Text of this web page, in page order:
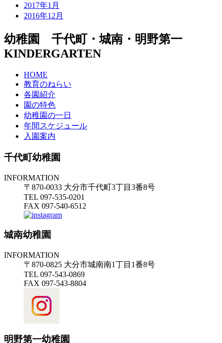
2017年1月
2016年12月
幼稚園 千代町・城南・明野第一
KINDERGARTEN
HOME
教育のねらい
各園紹介
園の特色
幼稚園の一日
年間スケジュール
入園案内
千代町幼稚園
INFORMATION
〒870-0033 大分市千代町3丁目3番8号
TEL 097-535-0201
FAX 097-540-6512
城南幼稚園
INFORMATION
〒870-0825 大分市城南南1丁目1番8号
TEL 097-543-0869
FAX 097-543-8804
明野第一幼稚園